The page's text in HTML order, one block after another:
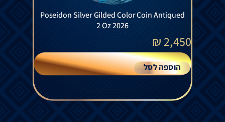
Poseidon Silver Gilded Color Coin Antiqued
2 Oz 2026
2,450
₪
הוספה לסל